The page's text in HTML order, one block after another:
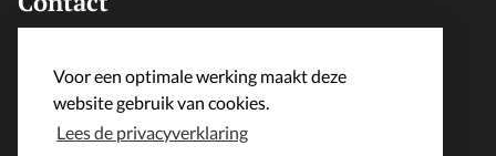
Voor een optimale werking maakt deze
website gebruik van cookies.
Lees de privacyverklaring
LijfLoket
info@lijfloket.nl